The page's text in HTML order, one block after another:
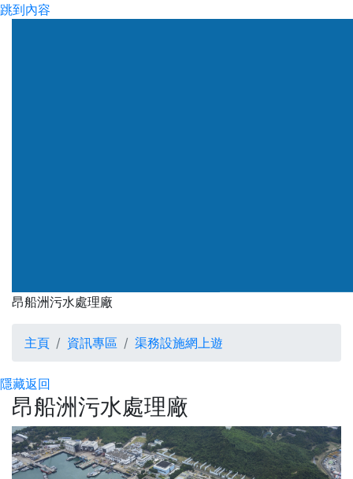
跳到內容
昂船洲污水處理廠
昂船洲污水處理廠
主頁 資訊專區 渠務設施網上遊
隱藏返回
昂船洲污水處理廠